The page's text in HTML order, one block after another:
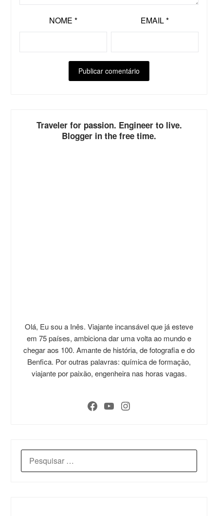
NOME * EMAIL*
Traveler for passion. Engineer to live.
Blogger in the free time.
Olá, Eu sou a Inês. Viajante incansável que já esteve
em 75 países, ambiciona dar uma volta ao mundo e
chegar aos 100. Amante de história, de fotografia e do
Benfica. Por outras palavras: química de formação,
viajante por paixão, engenheira nas horas vagas.